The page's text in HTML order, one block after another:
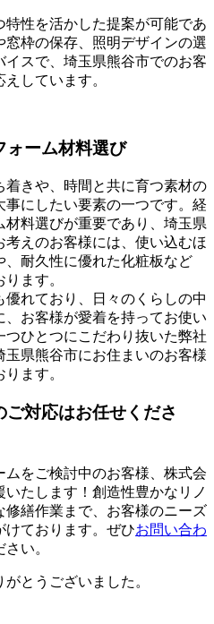
特性を活かした提案が可能であ
窓枠の保存、照明デザインの選
スで、埼玉県熊谷市でのお客
しています。
ォーム材料選び
きや、時間と共に育つ素材の
にしたい要素の一つです。経
料選びが重要であり、埼玉県
えのお客様には、使い込むほ
、耐久性に優れた化粧板など
ます。
れており、日々のくらしの中
お客様が愛着を持ってお使い
ひとつにこだわり抜いた弊社
県熊谷市にお住まいのお客様
ます。
対応はお任せくださ
をご検討中のお客様、株式会
たします！創造性豊かなリノ
繕作業まで、お客様のニーズ
けております。ぜひお問い合わ
い。
とうございました。